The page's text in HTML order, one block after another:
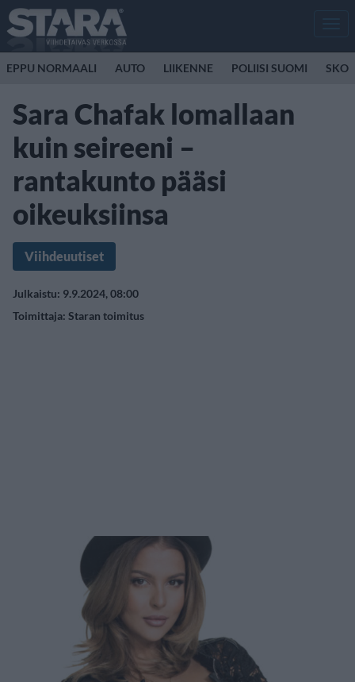
EPPU NORMAALI AUTO LIIKENNE POLIISI SUOMI
Sara Chafak lomallaan
kuin seireeni –
rantakunto pääsi
oikeuksiinsa
Viihdeuutiset
Julkaistu: 9.9.2024, 08:00
Toimittaja: Staran toimitus